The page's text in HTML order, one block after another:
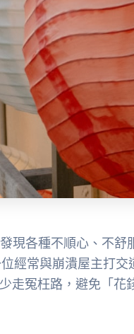
現各種不順心、不舒
經常與崩潰屋主打交
走冤枉路，避免「花